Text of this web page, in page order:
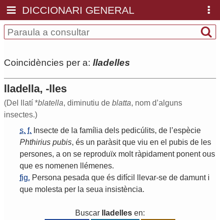
DICCIONARI GENERAL
Coincidències per a: lladelles
lladella, -lles
(Del llatí *blatella, diminutiu de blatta, nom d’alguns
insectes.)
s. f. Insecte de la família dels pedicúlits, de ’espècie
Phthirius pubis, és un paràsit que viu en el pubis de les
persones, a on se reproduïx molt ràpidament ponent ous
que es nomenen llémenes.
fig. Persona pesada que és difícil llevar-se de damunt i
que molesta per la seua insistència.
Buscar lladelles en: